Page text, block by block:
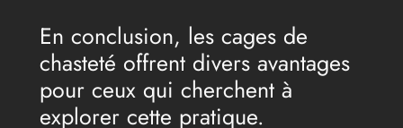
En conclusion, les cages de
chasteté offrent divers avantages
pour ceux qui cherchent à
explorer cette pratique.